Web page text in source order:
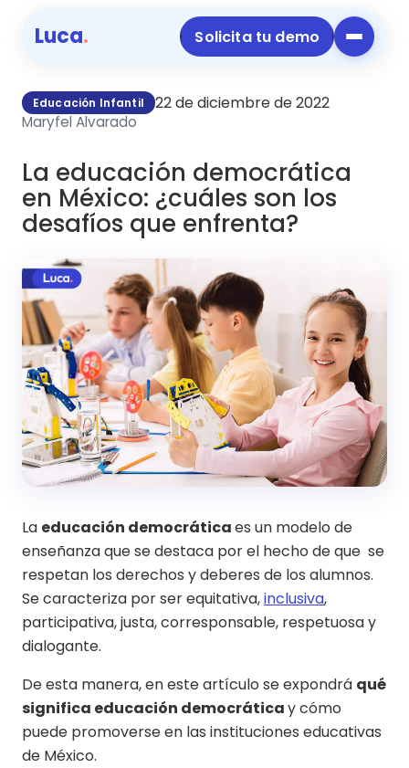
Luca. Solicita tu demo
Educación Infantil 22 de diciembre de 2022
Maryfel Alvarado
La educación democrática
en México: ¿cuáles son los
desafíos que enfrenta?
La educación democráticaes un modelo de
enseñanza que se destaca por el hecho de que se
respetan los derechos y deberes de los alumnos.
Se caracteriza por ser equitativa,inclusiva,
participativa, justa, corresponsable, respetuosa y
dialogante.
De esta manera, en este artículo se expondrá qué
significa educación democráticay cómo
puede promoverse en las instituciones educativas
de México.